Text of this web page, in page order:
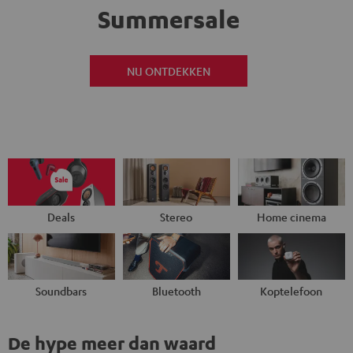
Summersale
NU ONTDEKKEN
Deals Stereo Home cinema
Soundbars Bluetooth Koptelefoon
De hype meer dan waard